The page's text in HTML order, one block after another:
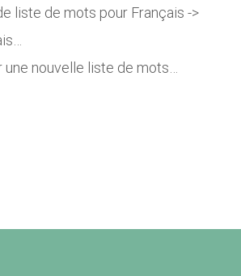
liste de mots pour Français ->
une nouvelle liste de mots…